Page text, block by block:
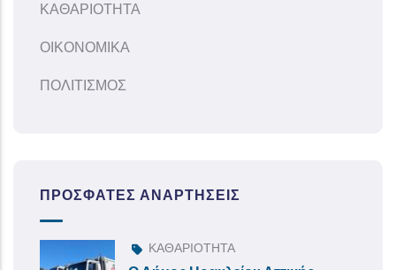
ΚΑΘΑΡΙΟΤΗΤΑ
ΟΙΚΟΝΟΜΙΚΑ
ΠΟΛΙΤΙΣΜΟΣ
ΠΡΌΣΦΑΤΕΣ ΑΝΑΡΤΉΣΕΙΣ
ΚΑΘΑΡΙΟΤΗΤΑ